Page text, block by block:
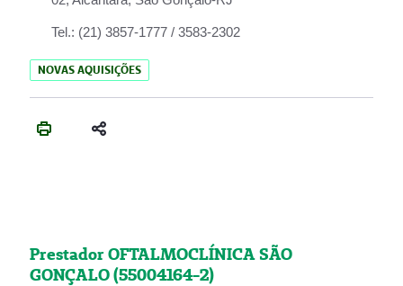
Tel.: (21) 3857-1777 / 3583-2302
NOVAS AQUISIÇÕES
Prestador OFTALMOCLÍNICA SÃO
GONÇALO (55004164-2)